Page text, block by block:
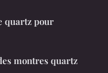
quartz pour
montres quartz